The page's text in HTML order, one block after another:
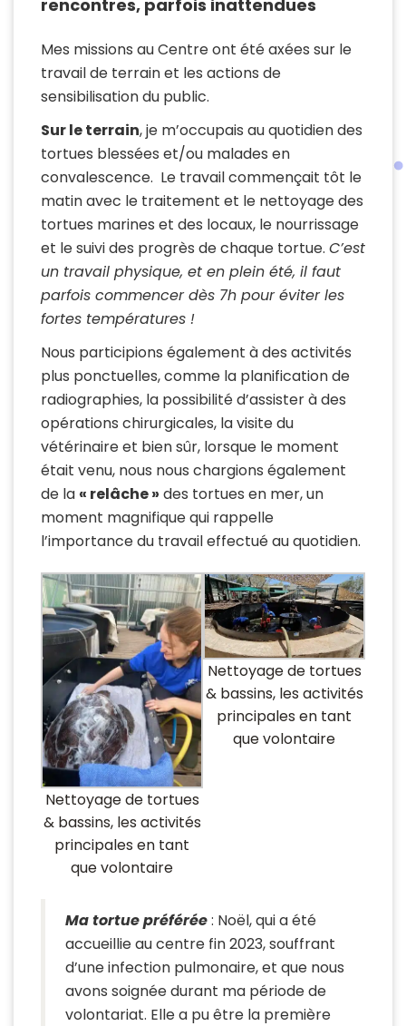
rencontres, parfois inattendues
Mes missions au Centre ont été axées sur le
travail de terrain et les actions de
sensibilisation du public.
Sur le terrain, je m’occupais au quotidien des
tortues blessées et/ou malades en
convalescence. Le travail commençait tôt le
matin avec le traitement et le nettoyage des
tortues marines et des locaux, le nourrissage
et le suivi des progrès de chaque tortue. C’est
un travail physique, et en plein été, il faut
parfois commencer dès 7h pour éviter les
fortes températures !
Nous participions également à des activités
plus ponctuelles, comme la planification de
radiographies, la possibilité d’assister à des
opérations chirurgicales, la visite du
vétérinaire et bien sûr, lorsque le moment
était venu, nous nous chargions également
de la « relâche » des tortues en mer, un
moment magnifique qui rappelle
l’importance du travail effectué au quotidien.
Nettoyage de tortues
& bassins, les activités
principales en tant
que volontaire
Nettoyage de tortues
& bassins, les activités
principales en tant
que volontaire
Ma tortue préférée: Noël, qui a été
accueillie au centre fin 2023, souffrant
d’une infection pulmonaire, et que nous
avons soignée durant ma période de
volontariat. Elle a pu être la première